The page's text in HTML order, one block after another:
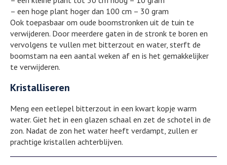
– een hoge plant hoger dan 100 cm – 30 gram
Ook toepasbaar om oude boomstronken uit de tuin te
verwijderen. Door meerdere gaten in de stronk te boren en
vervolgens te vullen met bitterzout en water, sterft de
boomstam na een aantal weken af en is het gemakkelijker
te verwijderen.
Kristalliseren
Meng een eetlepel bitterzout in een kwart kopje warm
water. Giet het in een glazen schaal en zet de schotel in de
zon. Nadat de zon het water heeft verdampt, zullen er
prachtige kristallen achterblijven.